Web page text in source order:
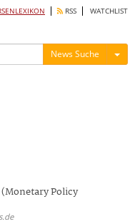
RSS WATCHLIST
News Suche
Policy